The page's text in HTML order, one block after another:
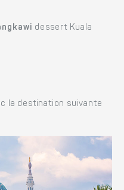
dessert Kuala
la destination suivante